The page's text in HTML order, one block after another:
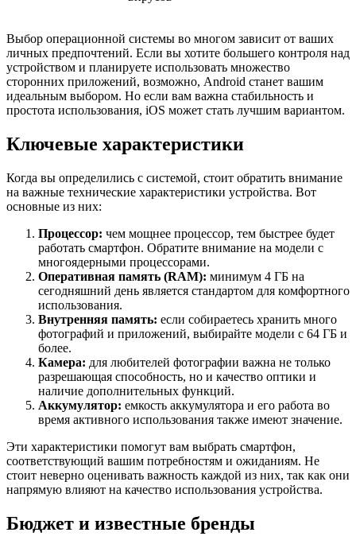
Выбор операционной системы во многом зависит от ваших
личных предпочтений. Если вы хотите большего контроля над
устройством и планируете использовать множество
сторонних приложений, возможно, Android станет вашим
идеальным выбором. Но если вам важна стабильность и
простота использования, iOS может стать лучшим вариантом.
Ключевые характеристики
Когда вы определились с системой, стоит обратить внимание
на важные технические характеристики устройства. Вот
основные из них:
Процессор: чем мощнее процессор, тем быстрее будет
работать смартфон. Обратите внимание на модели с
многоядерными процессорами.
Оперативная память (RAM): минимум 4 ГБ на
сегодняшний день является стандартом для комфортного
использования.
Внутренняя память: если собираетесь хранить много
фотографий и приложений, выбирайте модели с 64 ГБ и
более.
Камера: для любителей фотографии важна не только
разрешающая способность, но и качество оптики и
наличие дополнительных функций.
Аккумулятор: емкость аккумулятора и его работа во
время активного использования также имеют значение.
Эти характеристики помогут вам выбрать смартфон,
соответствующий вашим потребностям и ожиданиям. Не
стоит неверно оценивать важность каждой из них, так как они
напрямую влияют на качество использования устройства.
Бюджет и известные бренды